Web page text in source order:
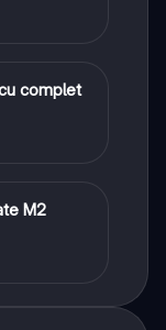
complet
M2